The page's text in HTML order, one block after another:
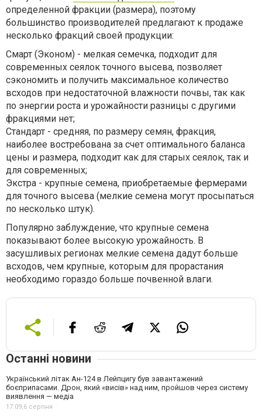
определенной фракции (размера), поэтому
большинство производителей предлагают к продаже
несколько фракций своей продукции:
Смарт (Эконом) - мелкая семечка, подходит для
современных сеялок точного высева, позволяет
сэкономить и получить максимальное количество
всходов при недостаточной влажности почвы, так как
по энергии роста и урожайности разницы с другими
фракциями нет;
Стандарт - средняя, по размеру семян, фракция,
наиболее востребована за счет оптимального баланса
цены и размера, подходит как для старых сеялок, так и
для современных;
Экстра - крупные семена, приобретаемые фермерами
для точного высева (мелкие семена могут просыпаться
по несколько штук).
Популярно заблуждение, что крупные семена
показывают более высокую урожайность. В
засушливых регионах мелкие семена дадут больше
всходов, чем крупные, которым для прорастания
необходимо гораздо больше почвенной влаги.
Останні новини
Український літак Ан-124 в Лейпцигу був завантажений
боєприпасами. Дрон, який «висів» над ним, пройшов через систему
виявлення — медіа
17:09,6 серпня